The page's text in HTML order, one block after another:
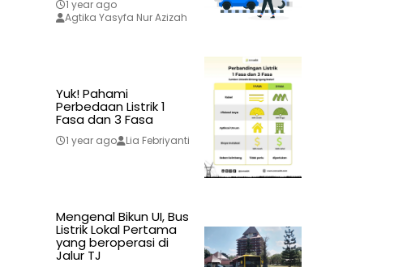
1 year ago
Agtika Yasyfa Nur Azizah
Yuk! Pahami
Perbedaan Listrik 1
Fasa dan 3 Fasa
1 year ago Lia Febriyanti
Mengenal Bikun UI, Bus
Listrik Lokal Pertama
yang beroperasi di
Jalur TJ